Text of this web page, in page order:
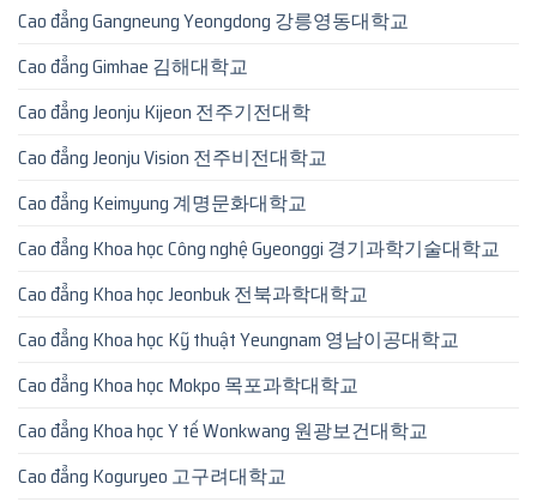
Cao đẳng Gangneung Yeongdong 강릉영동대학교
Cao đẳng Gimhae 김해대학교
Cao đẳng Jeonju Kijeon 전주기전대학
Cao đẳng Jeonju Vision 전주비전대학교
Cao đẳng Keimyung 계명문화대학교
Cao đẳng Khoa học Công nghệ Gyeonggi 경기과학기술대학교
Cao đẳng Khoa học Jeonbuk 전북과학대학교
Cao đẳng Khoa học Kỹ thuật Yeungnam 영남이공대학교
Cao đẳng Khoa học Mokpo 목포과학대학교
Cao đẳng Khoa học Y tế Wonkwang 원광보건대학교
Cao đẳng Koguryeo 고구려대학교